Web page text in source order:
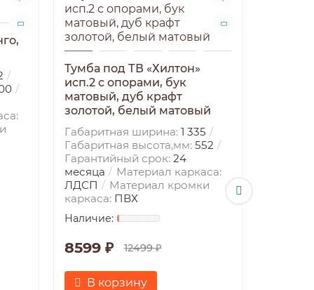
Тумба под ТВ «Хилтон»
исп.2 с опорами, бук
матовый, дуб крафт
золотой, белый матовый
Габаритная ширина: 1 335
Габаритная высота,мм: 552
Гарантийный срок: 24
месяца
Материал каркаса:
ЛДСП
Материал кромки
каркаса: ПВХ
8599 ₽ 12499 ₽
В корзину